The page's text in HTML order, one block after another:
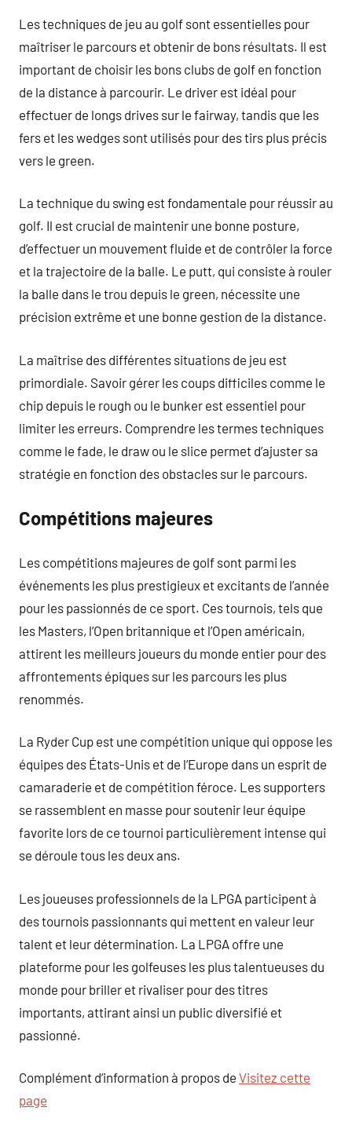
Les techniques de jeu au golf sont essentielles pour
maîtriser le parcours et obtenir de bons résultats. Il est
important de choisir les bons clubs de golf en fonction
de la distance à parcourir. Le driver est idéal pour
effectuer de longs drives sur le fairway, tandis que les
fers et les wedges sont utilisés pour des tirs plus précis
vers le green.
La technique du swing est fondamentale pour réussir au
golf. Il est crucial de maintenir une bonne posture,
d’effectuer un mouvement fluide et de contrôler la force
et la trajectoire de la balle. Le putt, qui consiste à rouler
la balle dans le trou depuis le green, nécessite une
précision extrême et une bonne gestion de la distance.
La maîtrise des différentes situations de jeu est
primordiale. Savoir gérer les coups difficiles comme le
chip depuis le rough ou le bunker est essentiel pour
limiter les erreurs. Comprendre les termes techniques
comme le fade, le draw ou le slice permet d’ajuster sa
stratégie en fonction des obstacles sur le parcours.
Compétitions majeures
Les compétitions majeures de golf sont parmi les
événements les plus prestigieux et excitants de l’année
pour les passionnés de ce sport. Ces tournois, tels que
les Masters, l’Open britannique et l’Open américain,
attirent les meilleurs joueurs du monde entier pour des
affrontements épiques sur les parcours les plus
renommés.
La Ryder Cup est une compétition unique qui oppose les
équipes des États-Unis et de l’Europe dans un esprit de
camaraderie et de compétition féroce. Les supporters
se rassemblent en masse pour soutenir leur équipe
favorite lors de ce tournoi particulièrement intense qui
se déroule tous les deux ans.
Les joueuses professionnels de la LPGA participent à
des tournois passionnants qui mettent en valeur leur
talent et leur détermination. La LPGA offre une
plateforme pour les golfeuses les plus talentueuses du
monde pour briller et rivaliser pour des titres
importants, attirant ainsi un public diversifié et
passionné.
Complément d’information à propos de Visitez cette
page